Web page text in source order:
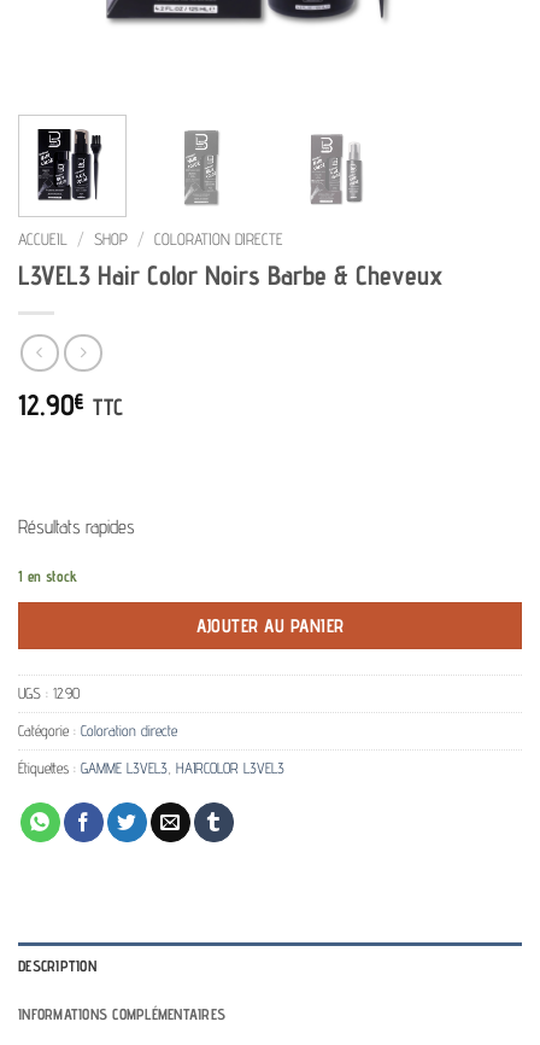
ACCUEIL / SHOP / COLORATION DIRECTE
L3VEL3 Hair Color Noirs Barbe & Cheveux
12.90€ TTC
Résultats rapides
1 en stock
AJOUTER AU PANIER
UGS : 12.90
Catégorie : Coloration directe
Étiquettes : GAMME L3VEL3 HAIRCOLOR L3VEL3
DESCRIPTION
INFORMATIONS COMPLÉMENTAIRES